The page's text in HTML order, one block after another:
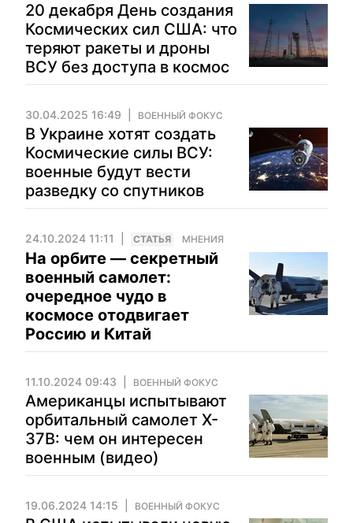
20 декабря День создания
Космических сил США: что
теряют ракеты и дроны
ВСУ без доступа в космос
30.04.2025 16:49 ВОЕННЫЙ ФОКУС
В Украине хотят создать
Космические силы ВСУ:
военные будут вести
разведку со спутников
24.10.2024 11:11 CТАТЬЯ МНЕНИЯ
На орбите — секретный
военный самолет:
очередное чудо в
космосе отодвигает
Россию и Китай
11.10.2024 09:43 ВОЕННЫЙ ФОКУС
Американцы испытывают
орбитальный самолет X-
37B: чем он интересен
военным (видео)
19.06.2024 14:15 ВОЕННЫЙ ФОКУС